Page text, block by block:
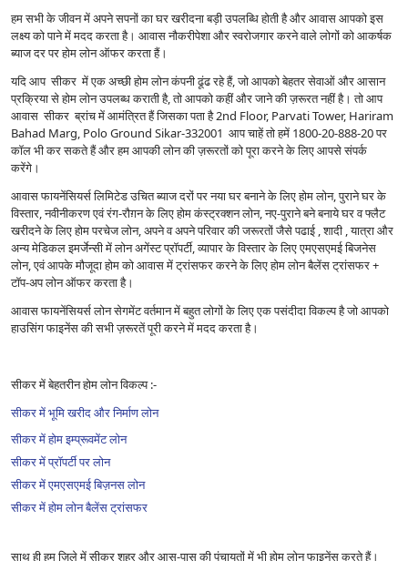
हम सभी के जीवन में अपने सपनों का घर खरीदना बड़ी उपलब्धि होती है और आवास आपको इस
लक्ष्य को पाने में मदद करता है। आवास नौकरीपेशा और स्वरोजगार करने वाले लोगों को आकर्षक
ब्याज दर पर होम लोन ऑफर करता हैं।
यदि आप सीकर में एक अच्छी होम लोन कंपनी ढूंढ रहे हैं, जो आपको बेहतर सेवाओं और आसान
प्रक्रिया से होम लोन उपलब्ध कराती है, तो आपको कहीं और जाने की ज़रूरत नहीं है। तो आप
आवास सीकर ब्रांच में आमंत्रित हैं जिसका पता है 2nd Floor, Parvati Tower, Hariram
Bahad Marg, Polo Ground Sikar-332001 आप चाहें तो हमें 1800-20-888-20 पर
कॉल भी कर सकते हैं और हम आपकी लोन की ज़रूरतों को पूरा करने के लिए आपसे संपर्क
करेंगे।
आवास फायनेंसियर्स लिमिटेड उचित ब्याज दरों पर नया घर बनाने के लिए होम लोन, पुराने घर के
विस्तार, नवीनीकरण एवं रंग-रौग़न के लिए होम कंस्ट्रक्शन लोन, नए-पुराने बने बनाये घर व फ्लैट
खरीदने के लिए होम परचेज लोन, अपने व अपने परिवार की जरूरतों जैसे पढाई , शादी , यात्रा और
अन्य मेडिकल इमर्जेन्सी में लोन अगेंस्ट प्रॉपर्टी, व्यापार के विस्तार के लिए एमएसएमई बिजनेस
लोन, एवं आपके मौजूदा होम को आवास में ट्रांसफर करने के लिए होम लोन बैलेंस ट्रांसफर +
टॉप-अप लोन ऑफर करता है।
आवास फायनेंसियर्स लोन सेगमेंट वर्तमान में बहुत लोगों के लिए एक पसंदीदा विकल्प है जो आपको
हाउसिंग फाइनेंस की सभी ज़रूरतें पूरी करने में मदद करता है।
सीकर में बेहतरीन होम लोन विकल्प :-
सीकर में भूमि खरीद और निर्माण लोन
सीकर में होम इम्प्रूवमेंट लोन
सीकर में प्रॉपर्टी पर लोन
सीकर में एमएसएमई बिज़नस लोन
सीकर में होम लोन बैलेंस ट्रांसफर
साथ ही हम ज़िले में सीकर शहर और आस-पास की पंचायतों में भी होम लोन फाइनेंस करते हैं।